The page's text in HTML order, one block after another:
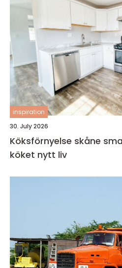
inspiration
30. July 2026
Köksförnyelse skåne smarta sätt att ge
köket nytt liv